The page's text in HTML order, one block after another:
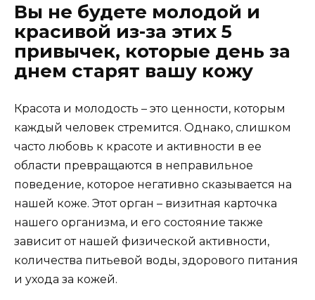
Вы не будете молодой и
красивой из-за этих 5
привычек, которые день за
днем старят вашу кожу
Красота и молодость – это ценности, которым
каждый человек стремится. Однако, слишком
часто любовь к красоте и активности в ее
области превращаются в неправильное
поведение, которое негативно сказывается на
нашей коже. Этот орган – визитная карточка
нашего организма, и его состояние также
зависит от нашей физической активности,
количества питьевой воды, здорового питания
и ухода за кожей.